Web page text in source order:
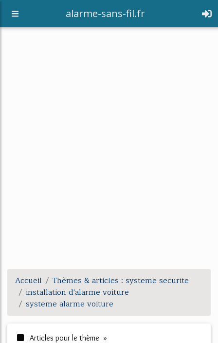
alarme-sans-fil.fr
Accueil
Thèmes & articles : systeme securite
installation d'alarme voiture
systeme alarme voiture
Articles pour le thème »